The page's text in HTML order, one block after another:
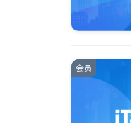
会员